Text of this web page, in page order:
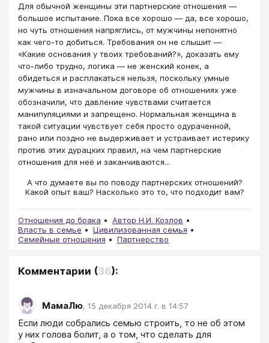
Для обычной женщины эти партнерские отношения —
большое испытание. Пока все хорошо — да, все хорошо,
но чуть отношения напряглись, от мужчины непонятно
как чего-то добиться. Требования он не слышит —
«Какие основания у твоих требований?», доказать ему
что-либо трудно, логика — не женский конек, а
обидеться и расплакаться нельзя, поскольку умные
мужчины в изначальном договоре об отношениях уже
обозначили, что давление чувствами считается
манипуляциями и запрещено. Нормальная женщина в
такой ситуации чувствует себя просто одураченной,
рано или поздно не выдерживает и устраивает истерику
против этих дурацких правил, на чем партнерские
отношения для неё и заканчиваются...
А что думаете вы по поводу партнерских отношений?
Какой опыт ваш? Насколько это то, что подходит вам?
Отношения до брака
Автор Н.И. Козлов
Власть в семье
Цивилизованная семья
Семейные отношения
Партнерство
Комментарии (36):
МамаЛю, 15 декабря 2014 г. в 14:57
Если люди собрались семью строить, то не об этом
у них голова болит, а о том, что сделать для